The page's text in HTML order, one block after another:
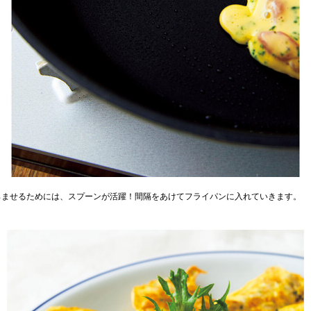
せるためには、スプーンが活躍！間隔をあけてフライパンに入れていきます。